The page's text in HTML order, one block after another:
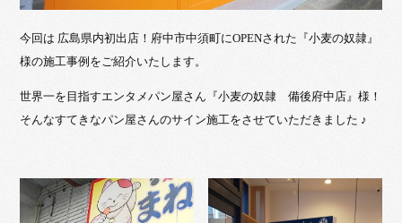
今回は 広島県内初出店！府中市中須町にOPENされた『小麦の奴隷』
様の施工事例をご紹介いたします。
世界一を目指すエンタメパン屋さん『小麦の奴隷 備後府中店』様！
そんなすてきなパン屋さんのサイン施工をさせていただきました ♪